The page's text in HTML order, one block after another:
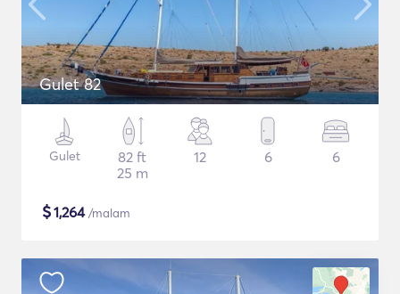
Gulet 82
Gulet
82 ft
25 m
12 6 6
$1,264/malam